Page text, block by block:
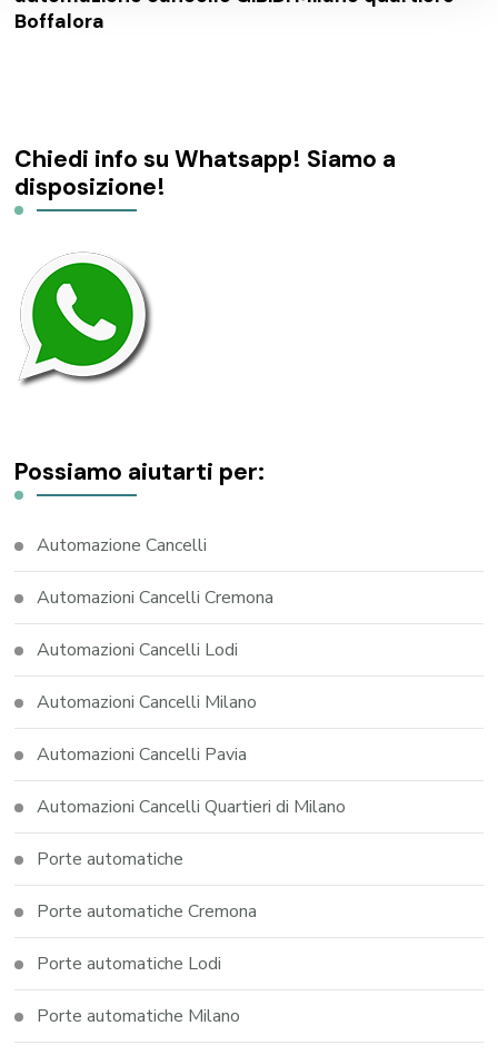
Boffalora
Chiedi info su Whatsapp! Siamo a
disposizione!
Possiamo aiutarti per:
Automazione Cancelli
Automazioni Cancelli Cremona
Automazioni Cancelli Lodi
Automazioni Cancelli Milano
Automazioni Cancelli Pavia
Automazioni Cancelli Quartieri di Milano
Porte automatiche
Porte automatiche Cremona
Porte automatiche Lodi
Porte automatiche Milano